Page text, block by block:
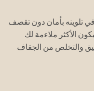
تلوينه بأمان دون تقصف
الأكثر ملاءمة لك
والتخلص من الجفاف